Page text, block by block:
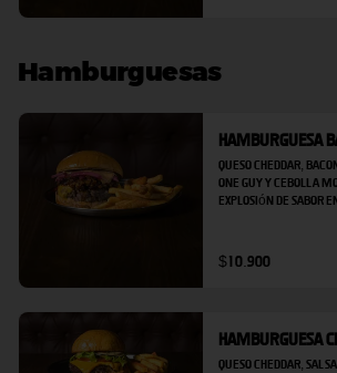
Hamburguesas
Hamburguesa
Queso cheddar,
One Guy y cebolla
explosión de sabor
fritas.
$10.900
Hamburguesa
Queso cheddar,